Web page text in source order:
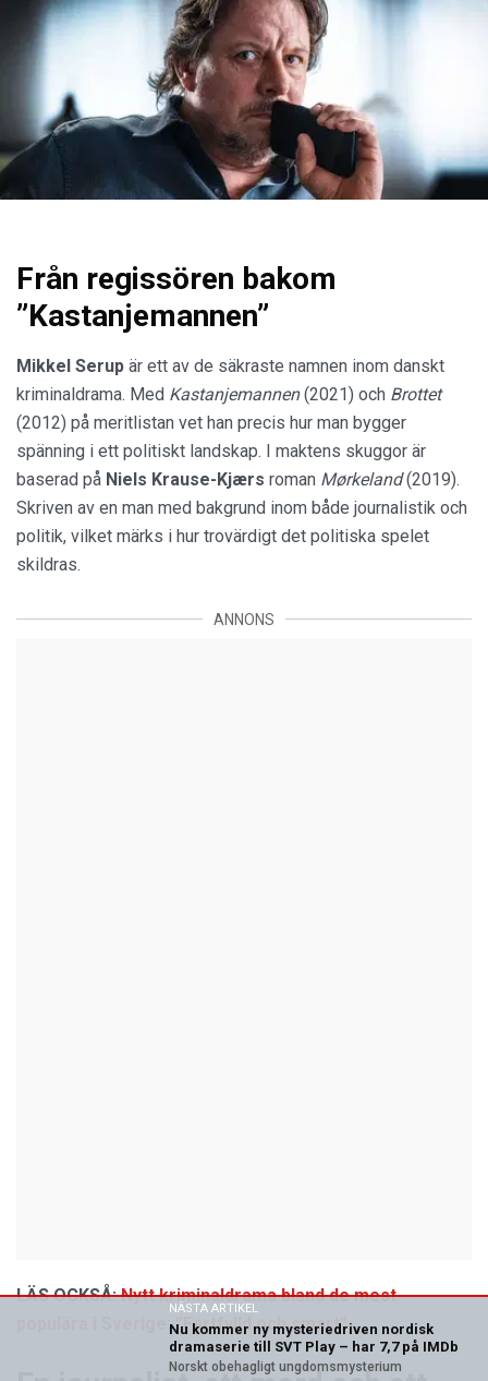
Från regissören bakom
”Kastanjemannen”
Mikkel Serup är ett av de säkraste namnen inom danskt
kriminaldrama. Med Kastanjemannen(2021) och Brottet
(2012) på meritlistan vet han precis hur man bygger
spänning i ett politiskt landskap. I maktens skuggor är
baserad på Niels Krause-Kjærs roman Mørkeland(2019).
Skriven av en man med bakgrund inom både journalistik och
politik, vilket märks i hur trovärdigt det politiska spelet
skildras.
ANNONS
LÄS OCKSÅ:Nytt kriminaldrama bland de mest
populära i Sverige: ”Fartfylld och smart”
NÄSTA ARTIKEL
Nu kommer ny mysteriedriven nordisk
dramaserie till SVT Play – har 7,7 på IMDb
Norskt obehagligt ungdomsmysterium